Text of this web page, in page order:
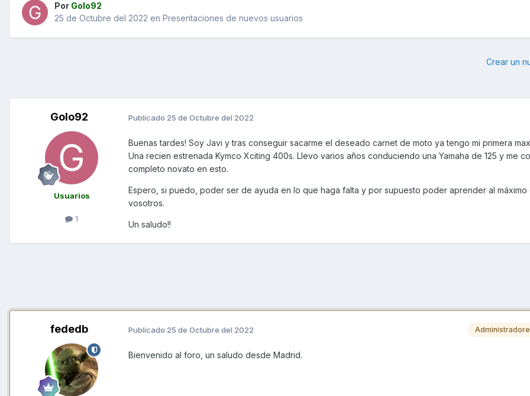
Por Golo92
25 de Octubre del 2022 en Presentaciones de nuevos usuarios
Crear un
Golo92
Usuarios
1
Publicado 25 de Octubre del 2022
Buenas tardes! Soy Javi y tras conseguir sacarme el deseado carnet de moto ya tengo mi primera
Una recien estrenada Kymco Xciting 400s. Llevo varios años conduciendo una Yamaha de 125 y me
completo novato en esto.
Espero, si puedo, poder ser de ayuda en lo que haga falta y por supuesto poder aprender al máximo
vosotros.
Un saludo!!
fededb Publicado 25 de Octubre del 2022
Bienvenido al foro, un saludo desde Madrid.